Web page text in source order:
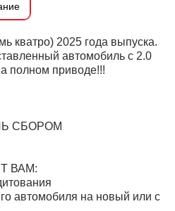
кватро) 2025 гoдa выпускa.
aвтомoбиль с 2.0
полном приводе!!!
СБОPОM
ВАМ:
автомобиля на новый или с